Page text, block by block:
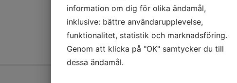
MammaMage
information om dig för olika ändamål,
inklusive: bättre användarupplevelse,
funktionalitet, statistik och marknadsföring.
Genom att klicka på "OK" samtycker du till
dessa ändamål.